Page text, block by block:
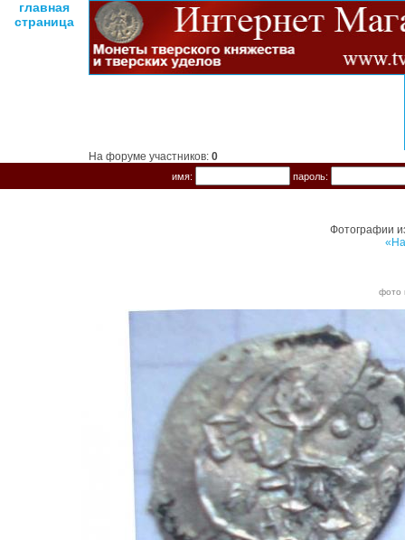
главная
страница
На форуме участников: 0
имя: пароль:
Фотографии
фото